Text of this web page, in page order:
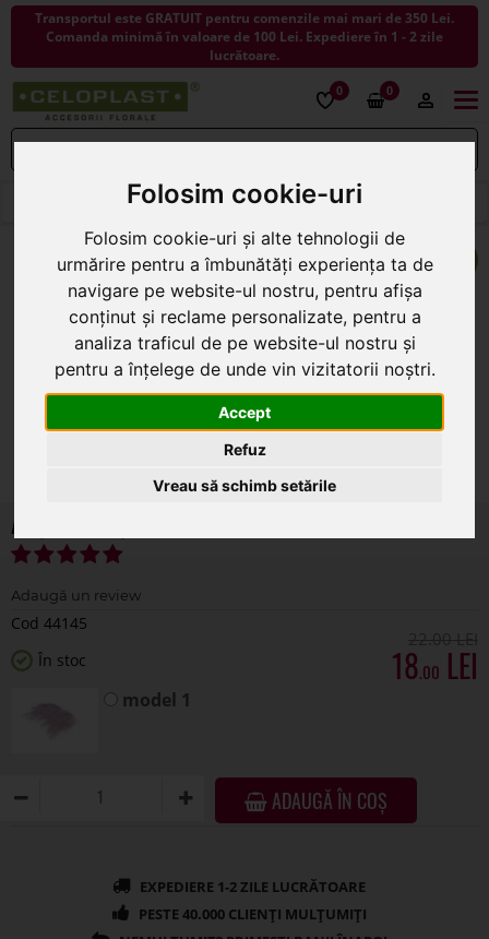
Folosim cookie-uri
Folosim cookie-uri și alte tehnologii de
urmărire pentru a îmbunătăți experiența ta de
navigare pe website-ul nostru, pentru afișa
conținut și reclame personalizate, pentru a
analiza traficul de pe website-ul nostru și
pentru a înțelege de unde vin vizitatorii noștri.
Accept
Refuz
Vreau să schimb setările
Transportul este GRATUIT pentru comenzile mai mari de 350 Lei.
Comanda minimă în valoare de 100 Lei. Expediere în 1 - 2 zile
lucrătoare.
0 0
< ÎNAPOI LA ARTICOLE DECORATIVE
Aripi inger pentru aranjamente florale set 6 buc
Cod 44145
În stoc 18.00
model 1
ADAUGĂ ÎN COȘ